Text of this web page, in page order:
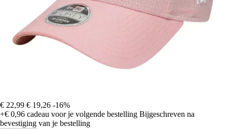
€ 22,99 € 19,26 -16%
+€ 0,96 cadeau voor je volgende bestelling Bijgeschreven na
bevestiging van je bestelling